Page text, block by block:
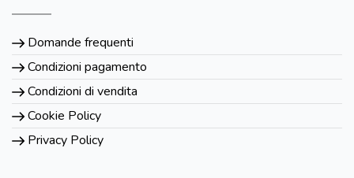
Domande frequenti
Condizioni pagamento
Condizioni di vendita
Cookie Policy
Privacy Policy